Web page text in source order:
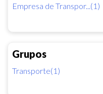
Empresa de Transpor...(1)
Grupos
Transporte(1)